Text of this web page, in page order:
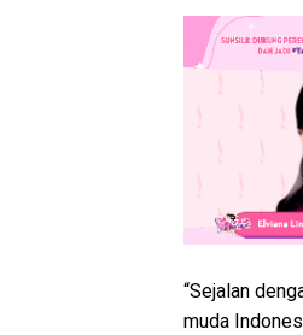
“Sejalan
muda